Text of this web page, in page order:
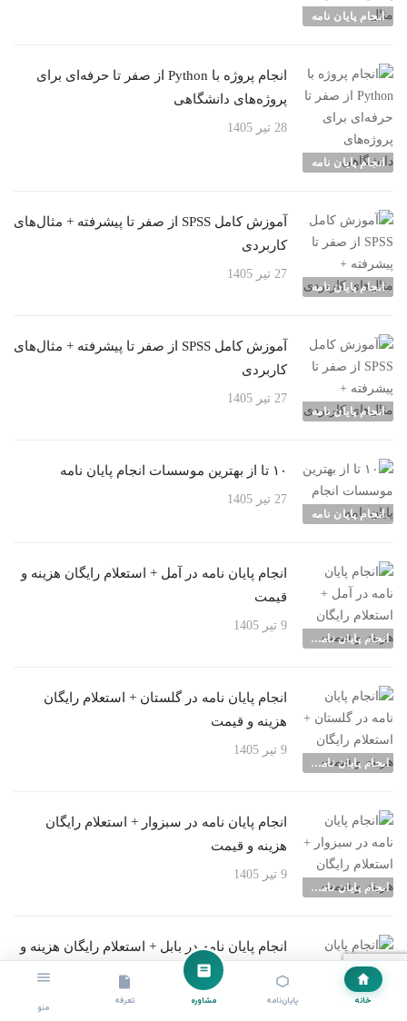
خانه پایان‌نامه مشاوره تعرفه
منو
انجام پایان نامه
انجام پایان نامه
انجام پروژه با Python از صفر تا حرفه‌ای برای
پروژه‌های دانشگاهی
28 تیر 1405
انجام پایان نامه
آموزش کامل SPSS از صفر تا پیشرفته + مثال‌های
کاربردی
27 تیر 1405
انجام پایان نامه
آموزش کامل SPSS از صفر تا پیشرفته + مثال‌های
کاربردی
27 تیر 1405
انجام پایان نامه
۱۰ تا از بهترین موسسات انجام پایان نامه
27 تیر 1405
انجام پایان نامه شهرها
انجام پایان نامه در آمل + استعلام رایگان هزینه و
قیمت
9 تیر 1405
انجام پایان نامه شهرها
انجام پایان نامه در گلستان + استعلام رایگان
هزینه و قیمت
9 تیر 1405
انجام پایان نامه شهرها
انجام پایان نامه در سبزوار + استعلام رایگان
هزینه و قیمت
9 تیر 1405
انجام پایان نامه در بابل + استعلام رایگان هزینه و
9 تیر 1405